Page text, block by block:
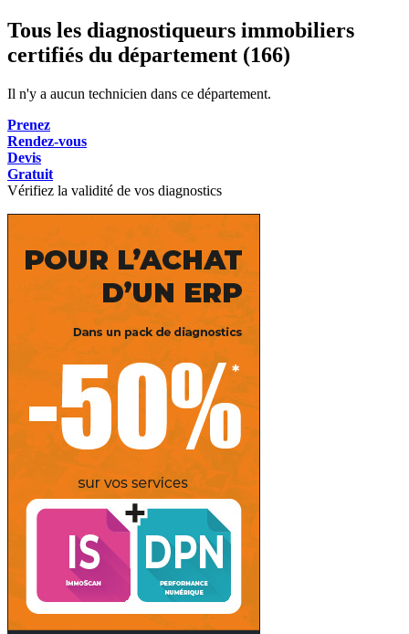
Tous les diagnostiqueurs immobiliers
certifiés du département (166)
Il n'y a aucun technicien dans ce département.
Prenez
Rendez-vous
Devis
Gratuit
Vérifiez la validité de vos diagnostics